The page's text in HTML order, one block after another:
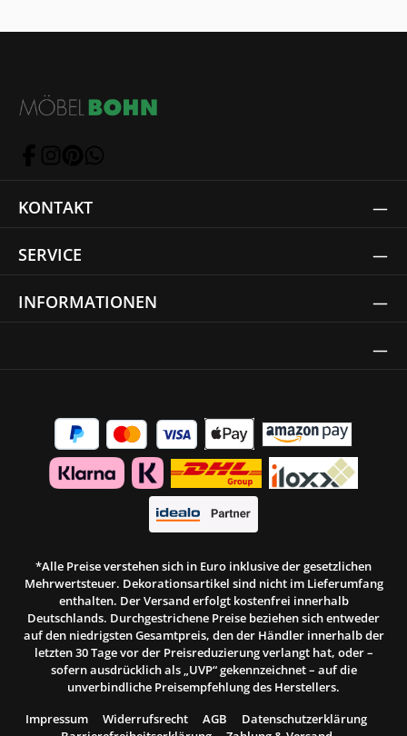
KONTAKT
SERVICE
INFORMATIONEN
*Alle Preise verstehen sich in Euro inklusive der gesetzlichen
Mehrwertsteuer. Dekorationsartikel sind nicht im Lieferumfang
enthalten. Der Versand erfolgt kostenfrei innerhalb
Deutschlands. Durchgestrichene Preise beziehen sich entweder
auf den niedrigsten Gesamtpreis, den der Händler innerhalb der
letzten 30 Tage vor der Preisreduzierung verlangt hat, oder –
sofern ausdrücklich als „UVP“ gekennzeichnet – auf die
unverbindliche Preisempfehlung des Herstellers.
Impressum
Widerrufsrecht AGB
Datenschutzerklärung